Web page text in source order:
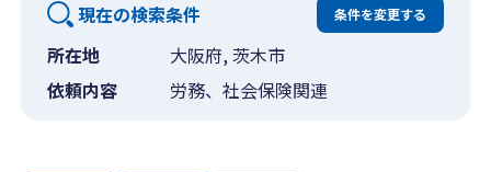
現在の検索条件 条件を変更する
所在地
大阪府, 茨木市
依頼内容
労務、社会保険関連